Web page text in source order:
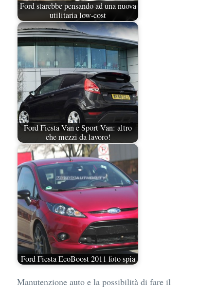
Ford starebbe pensando ad una nuova
utilitaria low-cost
Ford Fiesta Van e Sport Van: altro
che mezzi da lavoro!
Ford Fiesta EcoBoost 2011 foto spia
Manutenzione auto e la possibilità di fare il